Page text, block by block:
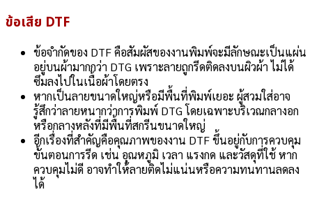
ข้อเสีย DTF
ข้อจำกัดของ DTF คือสัมผัสของงานพิมพ์จะมีลักษณะเป็นแผ่น
อยู่บนผ้ามากกว่า DTG เพราะลายถูกรีดติดลงบนผิวผ้า ไม่ได้
ซึมลงไปในเนื้อผ้าโดยตรง
หากเป็นลายขนาดใหญ่หรือมีพื้นที่พิมพ์เยอะ ผู้สวมใส่อาจ
รู้สึกว่าลายหนากว่าการพิมพ์ DTG โดยเฉพาะบริเวณกลางอก
หรือกลางหลังที่มีพื้นที่สกรีนขนาดใหญ่
อีกเรื่องที่สำคัญคือคุณภาพของงาน DTF ขึ้นอยู่กับการควบคุม
ขั้นตอนการรีด เช่น อุณหภูมิ เวลา แรงกด และวัสดุที่ใช้ หาก
ควบคุมไม่ดี อาจทำให้ลายติดไม่แน่นหรือความทนทานลดลง
ได้